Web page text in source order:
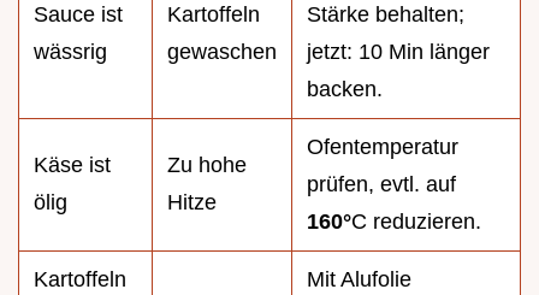
Sauce ist
wässrig
Kartoffeln
gewaschen
Stärke behalten;
jetzt: 10 Min länger
backen.
Käse ist
ölig
Zu hohe
Hitze
Ofentemperatur
prüfen, evtl. auf
160°C reduzieren.
Kartoffeln
Mit Alufolie